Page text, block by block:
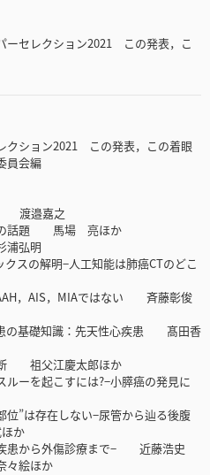
ーセレクション2021 この発表，こ
クション2021 この発表，この着眼
員会編
渡邉嘉之
の話題 馬場 亮ほか
弘明
スの解明−人工知能は肺癌CTのどこ
，AIS，MIAではない 斉藤彰俊
の基礎知識：先天性心疾患 髙田香
断 祖父江慶太郎ほか
ーを起こすには?−小膵癌の発見に
”は存在しない−尿管から辿る後腹
か
患から外傷診療まで− 近藤浩史
絵ほか